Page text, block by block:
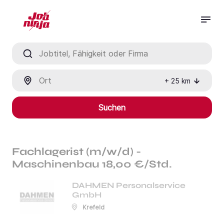
+ 25 km
Suchen
Fachlagerist (m/w/d) -
Maschinenbau 18,00 €/Std.
DAHMEN Personalservice
GmbH
Krefeld